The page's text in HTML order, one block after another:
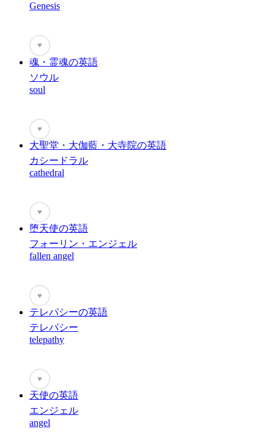
Genesis
♥
魂・霊魂の英語
ソウル
soul
♥
大聖堂・大伽藍・大寺院の英語
カシードラル
cathedral
♥
堕天使の英語
フォーリン・エンジェル
fallen angel
♥
テレパシーの英語
テレパシー
telepathy
♥
天使の英語
エンジェル
angel